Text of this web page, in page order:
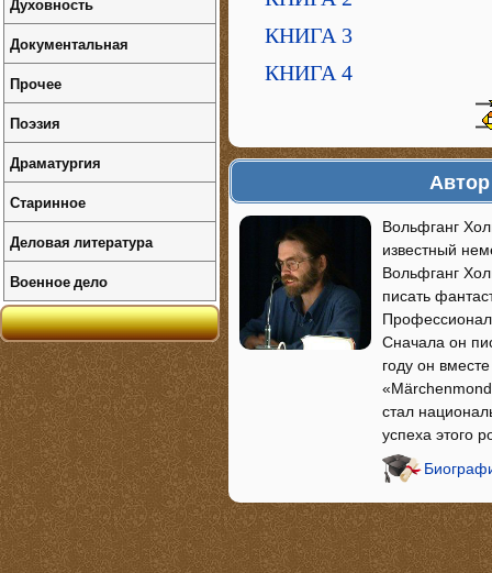
КНИГА 3
КНИГА 4
Вольфганг
известный
Вольфганг
писать
Сначала он
году он
стал
успеха этого
Документальная
Прочее
Поэзия
Драматургия
Старинное
Деловая литература
Военное дело